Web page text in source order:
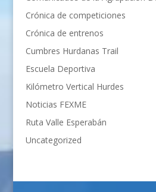
Crónica de competiciones
Crónica de entrenos
Cumbres Hurdanas Trail
Escuela Deportiva
Kilómetro Vertical Hurdes
Noticias FEXME
Ruta Valle Esperabán
Uncategorized